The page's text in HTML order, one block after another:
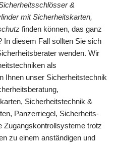
&
mit Sicherheitskarten,
finden können, das ganz
In diesem Fall sollten Sie sich
wenden. Wir
als
Ihnen unser Sicherheitstechnik
Sicherheitstechnik &
Panzerriegel, Sicherheits-
Zugangskontrollsysteme trotz
zu einem anständigen und